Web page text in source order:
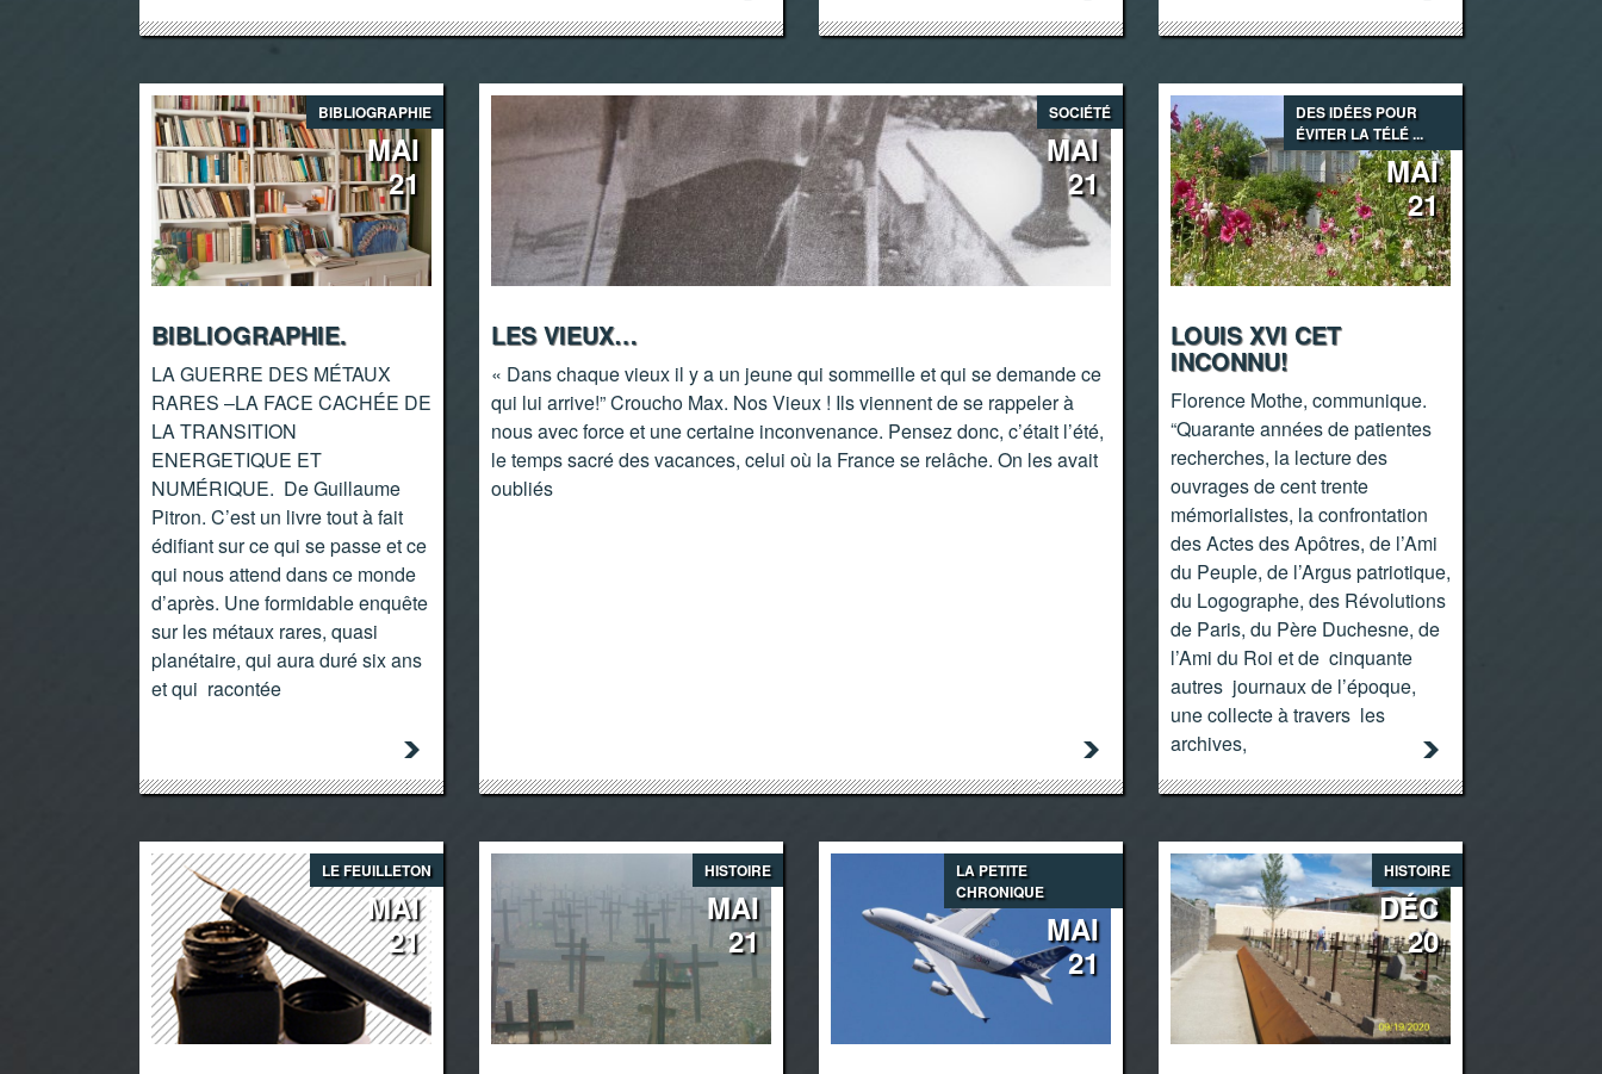
BIBLIOGRAPHIE
MAI
21
BIBLIOGRAPHIE.
LA GUERRE DES MÉTAUX
RARES –LA FACE CACHÉE DE
LA TRANSITION
ENERGETIQUE ET
NUMÉRIQUE. De Guillaume
Pitron. C’est un livre tout à fait
édifiant sur ce qui se passe et ce
qui nous attend dans ce monde
d’après. Une formidable enquête
sur les métaux rares, quasi
planétaire, qui aura duré six ans
et qui racontée
SOCIÉTÉ
MAI
21
LES VIEUX…
« Dans chaque vieux il y a un jeune qui sommeille et qui se demande ce
qui lui arrive!” Croucho Max. Nos Vieux ! Ils viennent de se rappeler à
nous avec force et une certaine inconvenance. Pensez donc, c’était l’été,
le temps sacré des vacances, celui où la France se relâche. On les avait
oubliés
DES IDÉES POUR
ÉVITER LA TÉLÉ ...
MAI
21
LOUIS XVI CET
INCONNU!
Florence Mothe, communique.
“Quarante années de patientes
recherches, la lecture des
ouvrages de cent trente
mémorialistes, la confrontation
des Actes des Apôtres, de l’Ami
du Peuple, de l’Argus patriotique,
du Logographe, des Révolutions
de Paris, du Père Duchesne, de
l’Ami du Roi et de cinquante
autres journaux de l’époque,
une collecte à travers les
archives,
LE FEUILLETON
MAI
21
HISTOIRE
MAI
21
LA PETITE
CHRONIQUE
MAI
21
HISTOIRE
DÉC
20